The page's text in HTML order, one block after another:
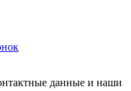
данные и наши